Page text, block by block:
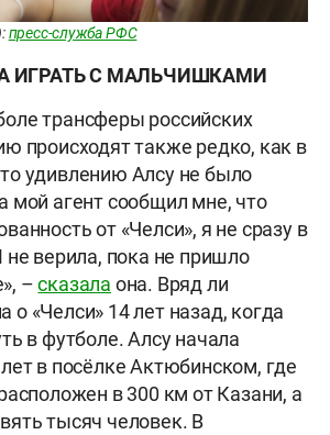
пресс-служба РФС
ИГРАТЬ С МАЛЬЧИШКАМИ
трансферы российских
происходят также редко, как в
удивлению Алсу не было
мой агент сообщил мне, что
от «Челси», я не сразу в
не верила, пока не пришло
–сказала она. Вряд ли
о «Челси» 14 лет назад, когда
в футболе. Алсу начала
в посёлке Актюбинском, где
в 300 км от Казани, а
тысяч человек. В